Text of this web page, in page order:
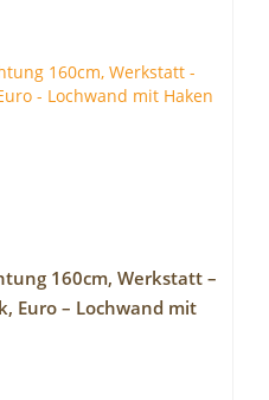
160cm, Werkstatt –
Euro – Lochwand mit